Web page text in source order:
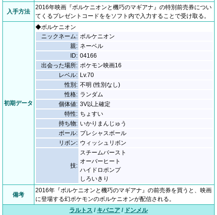
入手方法
2016年映画『ボルケニオンと機巧のマギアナ』の特別前売券につい
てくるプレゼントコードををソフト内で入力することで受け取る。
初期データ
◆ボルケニオン
ニックネーム: ボルケニオン
親: ネーベル
ID: 04166
出会った場所: ポケモン映画16
レベル: Lv.70
性別: 不明 (性別なし)
性格: ランダム
個体値: 3V以上確定
特性: ちょすい
持ち物: いかりまんじゅう
ボール: プレシャスボール
リボン: ウィッシュリボン
技:
スチームバースト
オーバーヒート
ハイドロポンプ
しろいきり
備考
2016年『ボルケニオンと機巧のマギアナ』の前売券を買うと、映画
に登場する幻ポケモンのボルケニオンが配信される。
ラルトス / キバニア / ドンメル